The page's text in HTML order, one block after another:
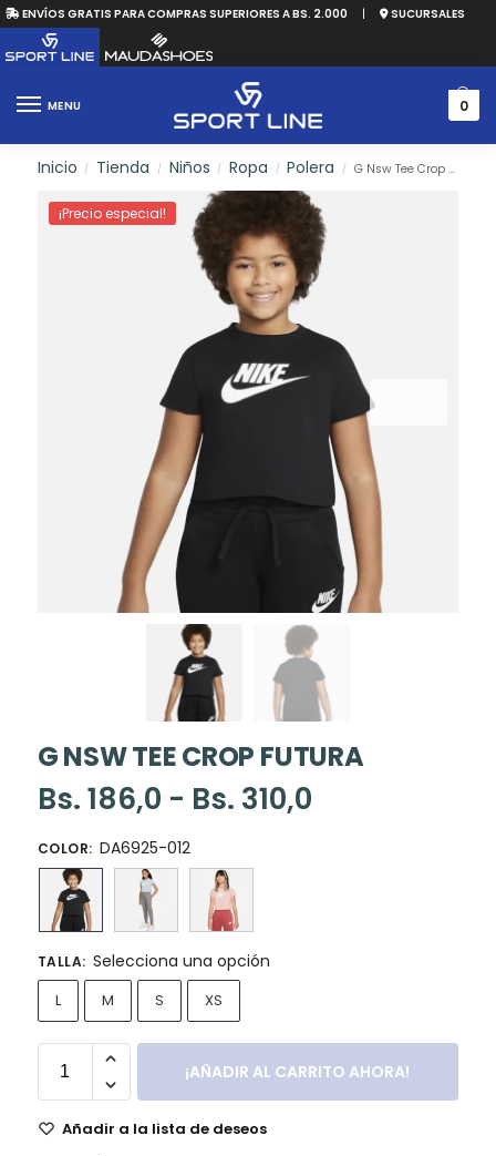
ENVÍOS GRATIS PARA COMPRAS SUPERIORES A BS. 2.000 | SUCURSALES
MENU 0
Inicio / Tienda / Niños / Ropa / Polera / G Nsw Tee Crop Futura
¡Precio especial!
G NSW TEE CROP FUTURA
Bs.186,0 - Bs. 310,0
COLOR: DA6925-012
TALLA: Selecciona una opción
L M S XS
¡AÑADIR AL CARRITO AHORA!
Añadir a la lista de deseos